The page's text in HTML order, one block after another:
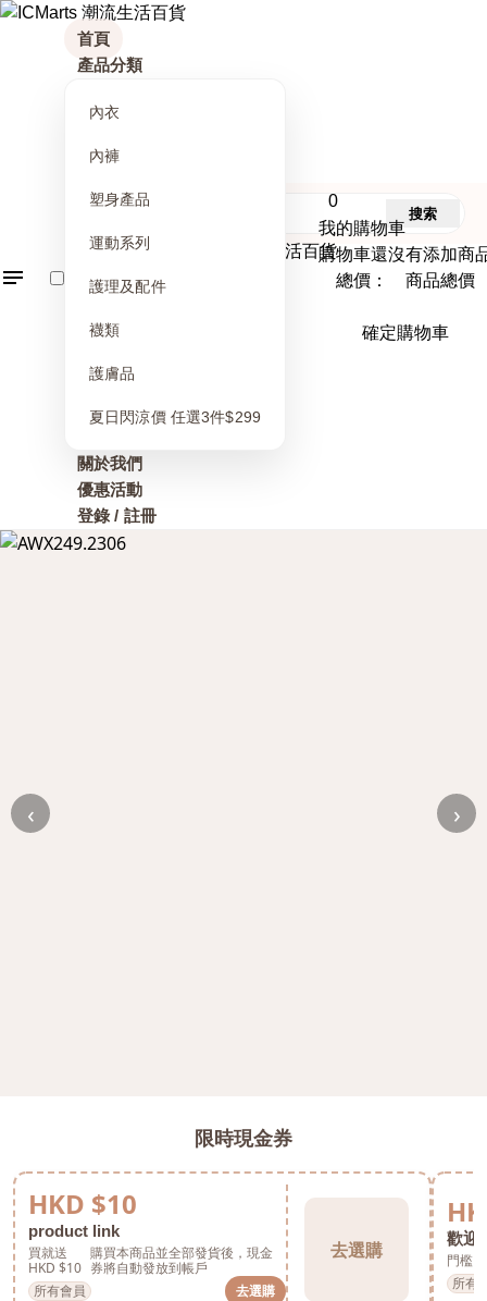
首頁
產品分類
內衣
內褲
塑身產品
運動系列
護理及配件
襪類
護膚品
夏日閃涼價 任選3件$299
關於我們
優惠活動
登錄 / 註冊
0
我的購物車
購物車還沒有添加商
總價： 商品總價
確定購物車
搜索
‹ ›
限時現金券
HKD $10
product link
買就送
HKD $10
購買本商品並全部發貨後，現金
券將自動發放到帳戶
所有會員
去選購
去選購
歡迎
門檻
所有